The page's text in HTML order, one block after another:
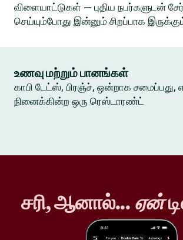
விளையாட்டுகள் — புதிய நபர்களுடன்
செய்யும்போது இன்னும் சிறப்பாக
உணவு மற்றும் பானங்கள்
காபி டேட்ஸ், பிரஞ்ச், ஒன்றாக சமைப்பது,
நினைக்கின்ற ஒரு ரெஸ்டாரண்ட்
சரி, ஆனால்... ஏன்